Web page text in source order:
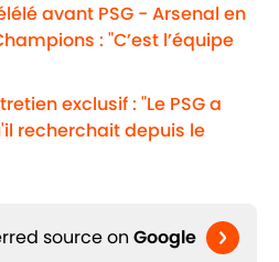
avant PSG - Arsenal en
: "C’est l’équipe
exclusif : "Le PSG a
recherchait depuis le
source on Google